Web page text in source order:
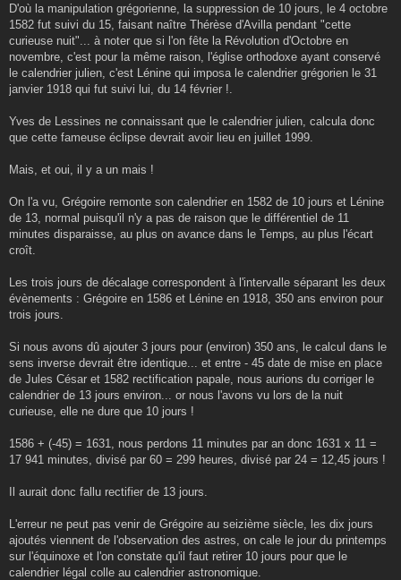
D'où la manipulation grégorienne, la suppression de 10 jours, le 4 octobre
1582 fut suivi du 15, faisant naître Thérèse d'Avilla pendant "cette
curieuse nuit"... à noter que si l'on fête la Révolution d'Octobre en
novembre, c'est pour la même raison, l'église orthodoxe ayant conservé
le calendrier julien, c'est Lénine qui imposa le calendrier grégorien le 31
janvier 1918 qui fut suivi lui, du 14 février !.
Yves de Lessines ne connaissant que le calendrier julien, calcula donc
que cette fameuse éclipse devrait avoir lieu en juillet 1999.
Mais, et oui, il y a un mais !
On l'a vu, Grégoire remonte son calendrier en 1582 de 10 jours et Lénine
de 13, normal puisqu'il n'y a pas de raison que le différentiel de 11
minutes disparaisse, au plus on avance dans le Temps, au plus l'écart
croît.
Les trois jours de décalage correspondent à l'intervalle séparant les deux
évènements : Grégoire en 1586 et Lénine en 1918, 350 ans environ pour
trois jours.
Si nous avons dû ajouter 3 jours pour (environ) 350 ans, le calcul dans le
sens inverse devrait être identique... et entre - 45 date de mise en place
de Jules César et 1582 rectification papale, nous aurions du corriger le
calendrier de 13 jours environ... or nous l'avons vu lors de la nuit
curieuse, elle ne dure que 10 jours !
1586 + (-45) = 1631, nous perdons 11 minutes par an donc 1631 x 11 =
17 941 minutes, divisé par 60 = 299 heures, divisé par 24 = 12,45 jours !
Il aurait donc fallu rectifier de 13 jours.
L'erreur ne peut pas venir de Grégoire au seizième siècle, les dix jours
ajoutés viennent de l'observation des astres, on cale le jour du printemps
sur l'équinoxe et l'on constate qu'il faut retirer 10 jours pour que le
calendrier légal colle au calendrier astronomique.